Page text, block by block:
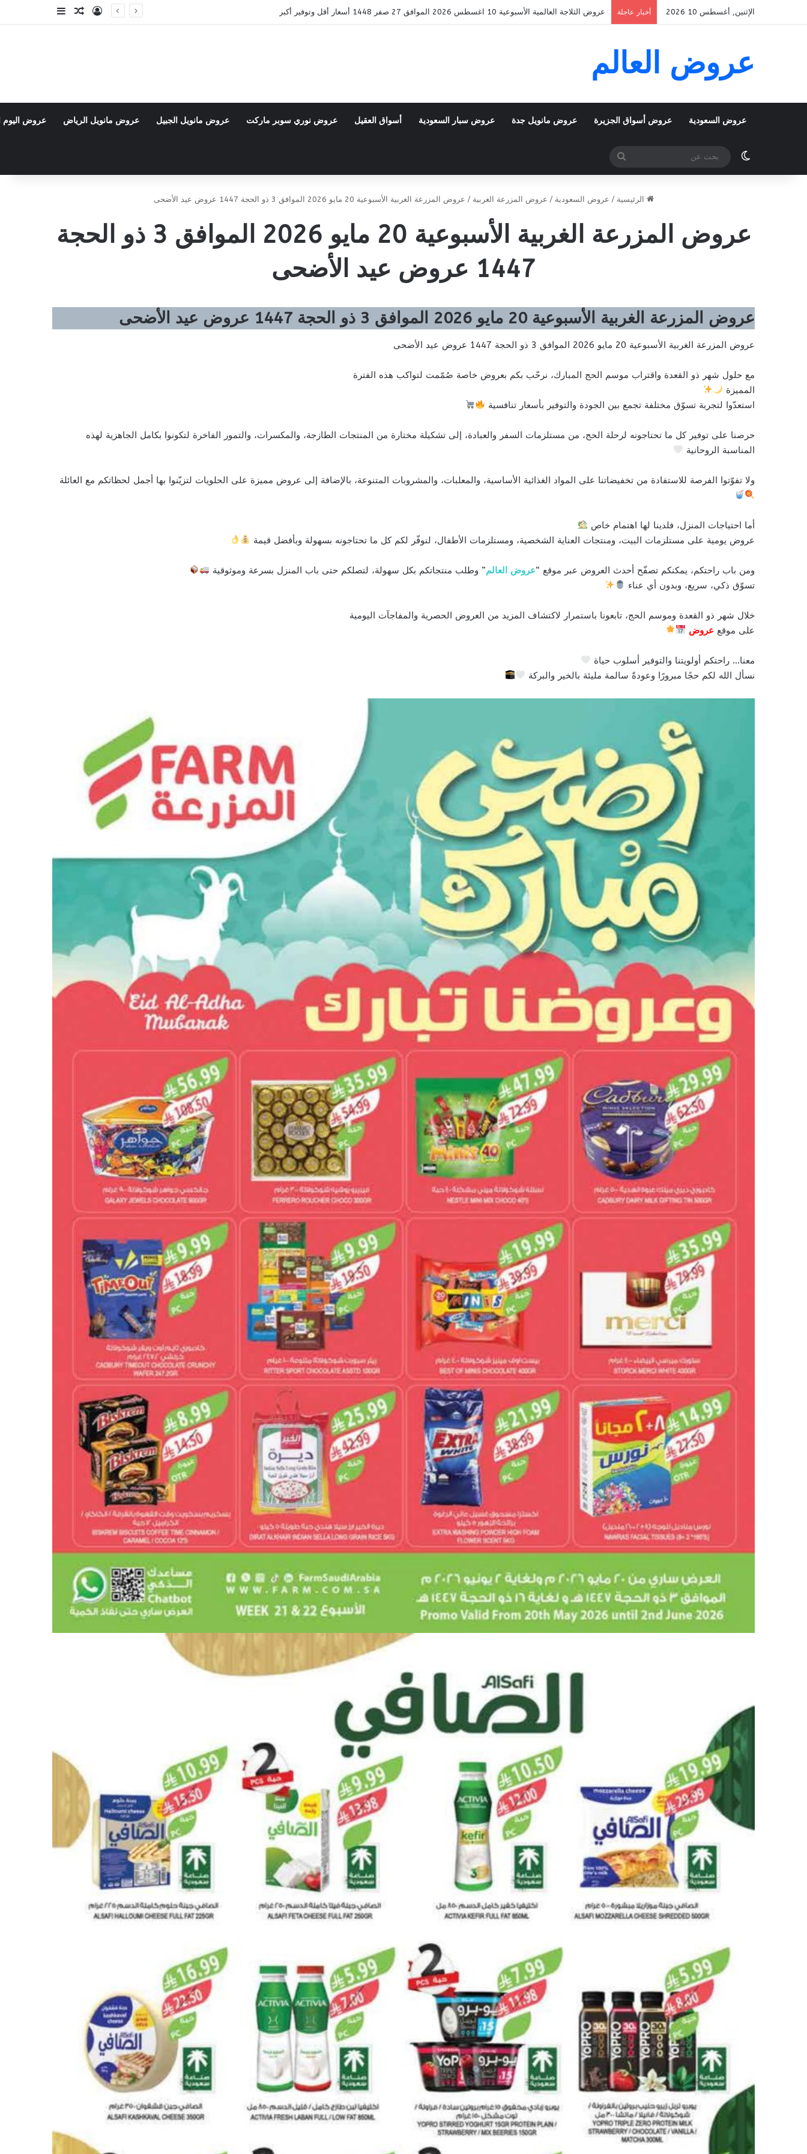
الإثنين, أغسطس 10 2026 أخبار عاجلة عروض لولو الدمام والجبيل اليوم 9 اغسطس 2026 الموافق 22 صفر 1448 عروض الطازج & العروض الأسبوعية تسجيل الدخول
مقال عشوائي
إضافة عمود
عروض العالم
عروض السعودية عروض أسواق الجزيرة عروض مانويل جدة عروض سبار السعودية أسواق العقيل عروض نوري سوبر ماركت عروض مانويل الجبيل عروض مانويل الرياض عروض اليوم
الوضع المظلم
بحث
عن
الرئيسية / عروض السعودية / عروض المزرعة الغربية / عروض المزرعة الغربية الأسبوعية 20 مايو 2026 الموافق 3 ذو الحجة 1447 عروض عيد الأضحى
عروض المزرعة الغربية الأسبوعية 20 مايو 2026 الموافق 3 ذو الحجة
1447 عروض عيد الأضحى
عروض المزرعة الغربية الأسبوعية 20 مايو 2026 الموافق 3 ذو الحجة 1447 عروض عيد الأضحى
عروض المزرعة الغربية الأسبوعية 20 مايو 2026 الموافق 3 ذو الحجة 1447 عروض عيد الأضحى
مع حلول شهر ذو القعدة واقتراب موسم الحج المبارك، نرحّب بكم بعروض خاصة صُمّمت لتواكب هذه الفترة
المميزة
استعدّوا لتجربة تسوّق مختلفة تجمع بين الجودة والتوفير بأسعار تنافسية
حرصنا على توفير كل ما تحتاجونه لرحلة الحج، من مستلزمات السفر والعبادة، إلى تشكيلة مختارة من المنتجات الطازجة، والمكسرات، والتمور الفاخرة لتكونوا بكامل الجاهزية لهذه
المناسبة الروحانية
ولا تفوّتوا الفرصة للاستفادة من تخفيضاتنا على المواد الغذائية الأساسية، والمعلبات، والمشروبات المتنوعة، بالإضافة إلى عروض مميزة على الحلويات لتزيّنوا بها أجمل لحظاتكم مع العائلة
أما احتياجات المنزل، فلدينا لها اهتمام خاص
عروض يومية على مستلزمات البيت، ومنتجات العناية الشخصية، ومستلزمات الأطفال، لنوفّر لكم كل ما تحتاجونه بسهولة وبأفضل قيمة
ومن باب راحتكم، يمكنكم تصفّح أحدث العروض عبر موقع “عروض العالم” وطلب منتجاتكم بكل سهولة، لتصلكم حتى باب المنزل بسرعة وموثوقية
تسوّق ذكي، سريع، وبدون أي عناء
خلال شهر ذو القعدة وموسم الحج، تابعونا باستمرار لاكتشاف المزيد من العروض الحصرية والمفاجآت اليومية
على موقع عروض
معنا… راحتكم أولويتنا والتوفير أسلوب حياة
نسأل الله لكم حجًا مبرورًا وعودةً سالمة مليئة بالخير والبركة